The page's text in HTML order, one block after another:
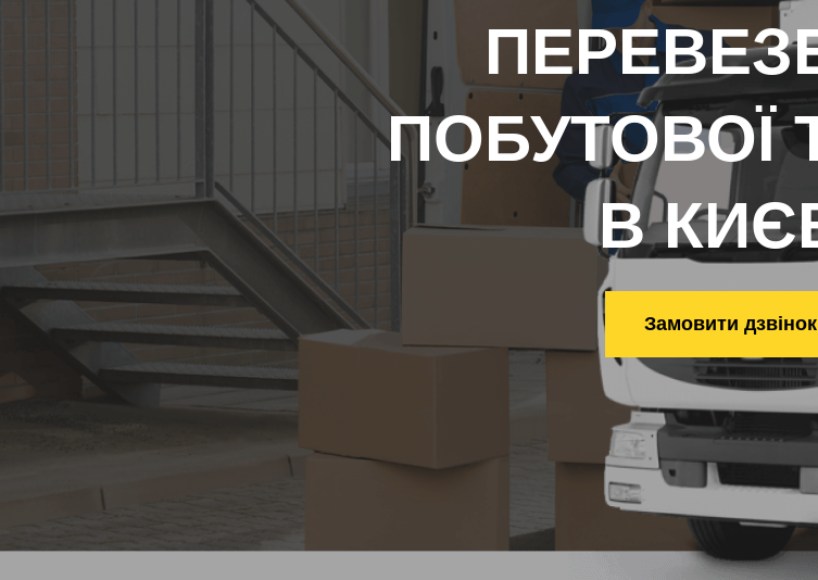
ПОБУТОВОЇ
В
Замовити дзвінок